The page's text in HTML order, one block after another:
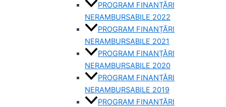
PROGRAM FINANȚĂRI
NERAMBURSABILE 2022
PROGRAM FINANȚĂRI
NERAMBURSABILE 2021
PROGRAM FINANȚĂRI
NERAMBURSABILE 2020
PROGRAM FINANȚĂRI
NERAMBURSABILE 2019
PROGRAM FINANTĂRI